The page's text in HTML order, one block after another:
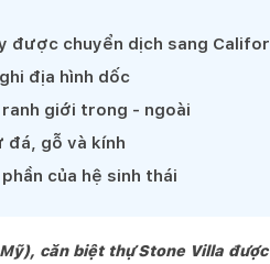
được chuyển dịch sang
địa hình dốc
ranh giới trong - ngoài
đá, gỗ và kính
của hệ sinh thái
căn biệt thự Stone Villa